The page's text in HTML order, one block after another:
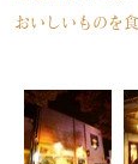
おいしいものを